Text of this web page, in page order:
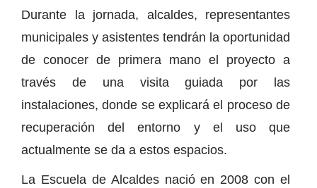
Durante la jornada, alcaldes, representantes
municipales y asistentes tendrán la oportunidad
de conocer de primera mano el proyecto a
través de una visita guiada por las
instalaciones, donde se explicará el proceso de
recuperación del entorno y el uso que
actualmente se da a estos espacios.
La Escuela de Alcaldes nació en 2008 con el